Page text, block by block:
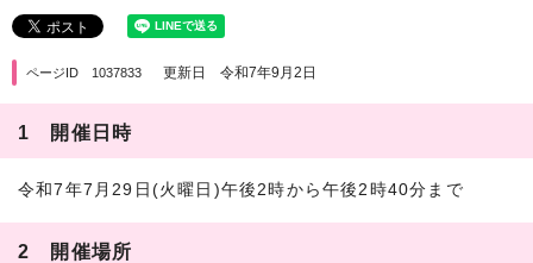
ページID 1037833 更新日 令和7年9月2日
1 開催日時
令和7年7月29日(火曜日)午後2時から午後2時40分まで
2 開催場所